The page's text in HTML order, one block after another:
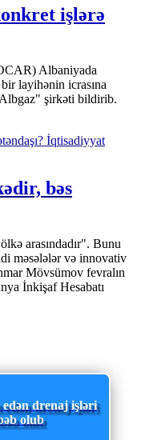
işlərə
Albaniyada
layihənin icrasına
şirkəti bildirib.
İqtisadiyyat
bəs
arasındadır". Bunu
məsələlər və innovativ
Mövsümov fevralın
İnkişaf Hesabatı
drenaj işləri
olub